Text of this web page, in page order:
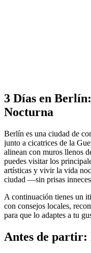
3 Días en
Nocturna
Berlín es una ciudad de
junto a cicatrices de la
alinean con muros llenos
puedes visitar los
artísticas y vivir la vida
ciudad —sin prisas
A continuación tienes un
con consejos locales,
para que lo adaptes a tu
Antes de partir: